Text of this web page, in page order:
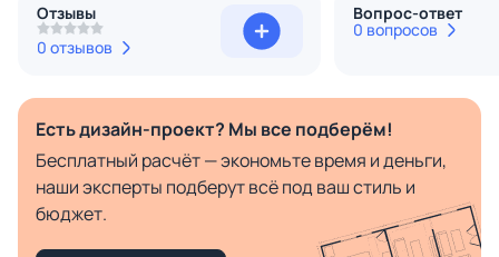
Отзывы
0 отзывов
Вопрос-ответ
0 вопросов
Есть дизайн-проект? Мы все подберём!
Бесплатный расчёт — экономьте время и деньги,
наши эксперты подберут всё под ваш стиль и
бюджет.